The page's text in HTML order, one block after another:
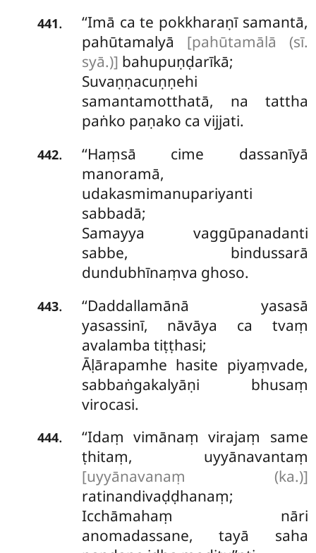
441.
‘‘Imā ca te pokkharaṇī samantā,
pahūtamalyā [pahūtamālā (sī.
syā.)] bahupuṇḍarīkā;
Suvaṇṇacuṇṇehi
samantamotthatā, na tattha
paṅko paṇako ca vijjati.
442. ‘‘Haṃsā cime dassanīyā
manoramā,
udakasmimanupariyanti
sabbadā;
Samayya vaggūpanadanti
sabbe, bindussarā
dundubhīnaṃva ghoso.
443.
‘‘Daddallamānā yasasā
yasassinī, nāvāya ca tvaṃ
avalamba tiṭṭhasi;
Āḷārapamhe hasite piyaṃvade,
sabbaṅgakalyāṇi bhusaṃ
virocasi.
444. ‘‘Idaṃvimānaṃ virajaṃ same
ṭhitaṃ, uyyānavantaṃ
[uyyānavanaṃ (ka.)]
ratinandivaḍḍhanaṃ;
Icchāmahaṃ nāri
anomadassane, tayā saha